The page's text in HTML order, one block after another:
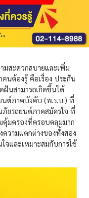
มสะดวกสบายและเพิ่ม
นต้องรู้ คือเรื่อง ประกัน
ฝันสามารถเกิดขึ้นได้
นต์ภาคบังคับ (พ.ร.บ.) ที่
ยรถยนต์ภาคสมัครใจ ที่
คุ้มครองที่ครอบคลุมมาก
วามแตกต่างของทั้งสอง
จและเหมาะสมกับการใช้